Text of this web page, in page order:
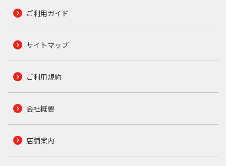
ご利用ガイド
サイトマップ
ご利用規約
会社概要
店舗案内